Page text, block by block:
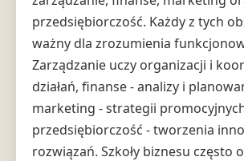
przedsiębiorczość. Każdy z tych
ważny dla zrozumienia
Zarządzanie uczy organizacji i
działań, finanse - analizy i
marketing - strategii
przedsiębiorczość - tworzenia
rozwiązań. Szkoły biznesu często